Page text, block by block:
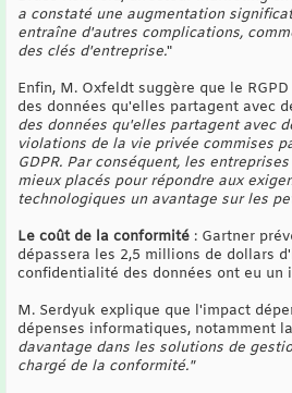
a constaté une augmentation
entraîne d'autres complications,
des clés d'entreprise."
Enfin, M. Oxfeldt suggère que le
des données qu'elles partagent avec
des données qu'elles partagent avec
violations de la vie privée commises
GDPR. Par conséquent, les
mieux placés pour répondre aux
technologiques un avantage sur les
Le coût de la conformité : Gartner
dépassera les 2,5 millions de dollars
confidentialité des données ont eu
M. Serdyuk explique que l'impact
dépenses informatiques, notamment
davantage dans les solutions de
chargé de la conformité."